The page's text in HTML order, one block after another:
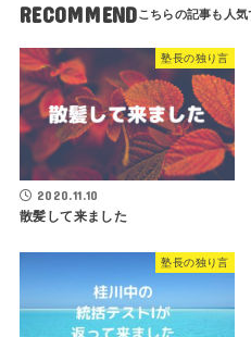
RECOMMEND
塾長の独り言
2020.11.10
散髪して来ました
塾長の独り言